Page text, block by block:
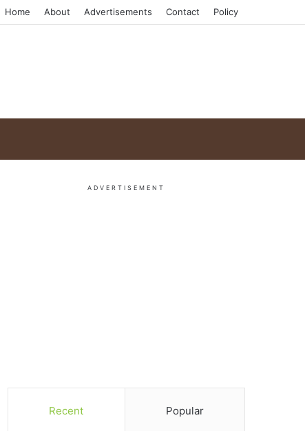
Home About Advertisements Contact Policy
ADVERTISEMENT
Recent Popular